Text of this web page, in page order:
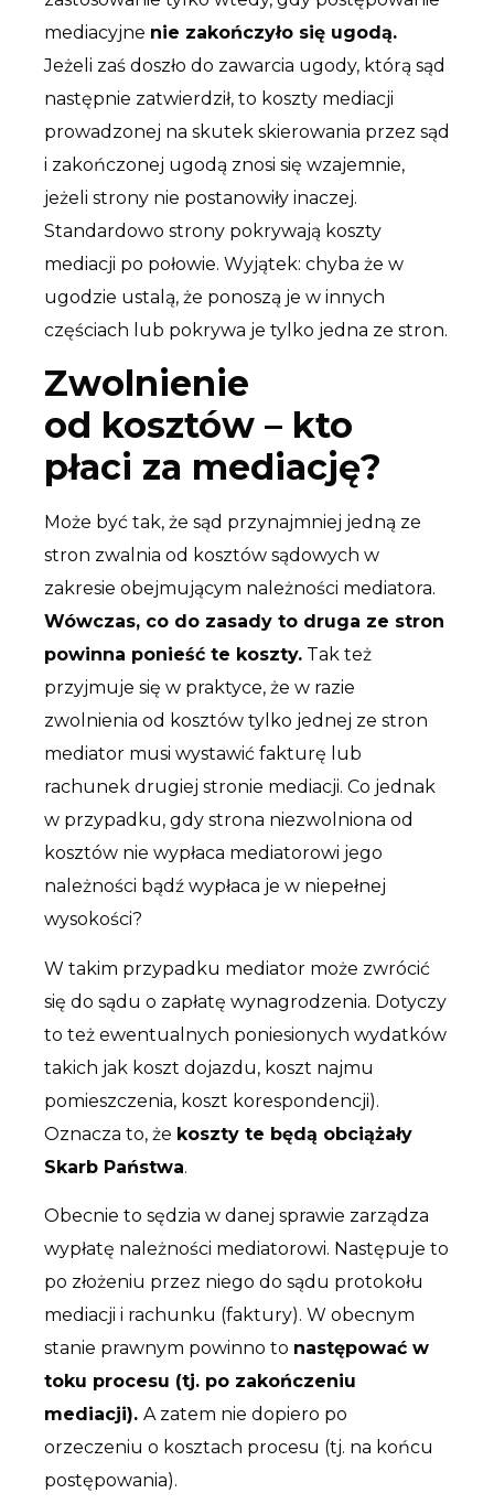
mediacyjne nie zakończyło się ugodą.
Jeżeli zaś doszło do zawarcia ugody, którą sąd
następnie zatwierdził, to koszty mediacji
prowadzonej na skutek skierowania przez sąd
i zakończonej ugodą znosi się wzajemnie,
jeżeli strony nie postanowiły inaczej.
Standardowo strony pokrywają koszty
mediacji po połowie. Wyjątek: chyba że w
ugodzie ustalą, że ponoszą je w innych
częściach lub pokrywa je tylko jedna ze stron.
Zwolnienie
od kosztów – kto
płaci za mediację?
Może być tak, że sąd przynajmniej jedną ze
stron zwalnia od kosztów sądowych w
zakresie obejmującym należności mediatora.
Wówczas, co do zasady to druga ze stron
powinna ponieść te koszty. Tak też
przyjmuje się w praktyce, że w razie
zwolnienia od kosztów tylko jednej ze stron
mediator musi wystawić fakturę lub
rachunek drugiej stronie mediacji. Co jednak
w przypadku, gdy strona niezwolniona od
kosztów nie wypłaca mediatorowi jego
należności bądź wypłaca je w niepełnej
wysokości?
W takim przypadku mediator może zwrócić
się do sądu o zapłatę wynagrodzenia. Dotyczy
to też ewentualnych poniesionych wydatków
takich jak koszt dojazdu, koszt najmu
pomieszczenia, koszt korespondencji).
Oznacza to, że koszty te będą obciążały
Skarb Państwa.
Obecnie to sędzia w danej sprawie zarządza
wypłatę należności mediatorowi. Następuje to
po złożeniu przez niego do sądu protokołu
mediacji i rachunku (faktury). W obecnym
stanie prawnym powinno to następować w
toku procesu (tj. po zakończeniu
mediacji). A zatem nie dopiero po
orzeczeniu o kosztach procesu (tj. na końcu
postępowania).